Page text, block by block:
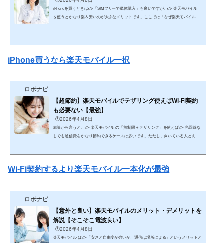
iPhoneを買うときは👉「SIMフリーで単体購入」も良いですが、👉 楽天モバイル
を使うとかなり楽＆安いのが大きなメリットです。ここでは「なぜ楽天モバイルで
べ...
iPhone買うなら楽天モバイル一択
ロボナビ
【超節約】楽天モバイルでテザリング使えばWi-Fi契約
も必要ない【最強】
🕒️2026年4月8日
結論から言うと、👉 楽天モバイル の「無制限＋テザリング」を使えば👉 光回線な
しでも通信費をかなり節約できるケースは多いです。ただし、向いている人と向い
回線＋スマホ（一般的） 光回線：4,000〜6,000円 スマホ：3,000〜8,000円👉 合計：
Wi-Fi契約するより楽天モバイル一本化が最強
ロボナビ
【意外と良い】楽天モバイルのメリット・デメリットを
解説【そこそこ電波良い】
🕒️2026年4月8日
楽天モバイル は👉「安さと自由度が強いが、通信は場所による」というメリットと